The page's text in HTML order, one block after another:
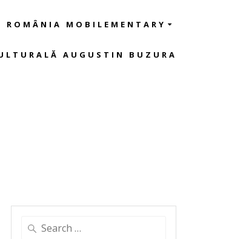
ROMÂNIA MOBILEMENTARY
AUGUSTIN BUZURA
Search